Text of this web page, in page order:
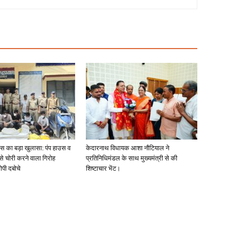
का बड़ा खुलासा: पंप हाउस व
चोरी करने वाला गिरोह
दबोचे
केदारनाथ विधायक आशा नौटियाल ने
प्रतिनिधिमंडल के साथ मुख्यमंत्री से की
शिष्टाचार भेंट।